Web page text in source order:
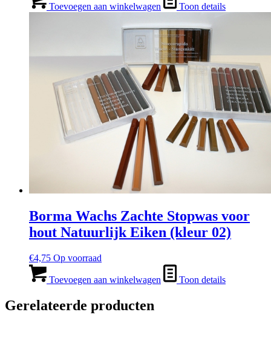
Toevoegen aan winkelwagen Toon details
Borma Wachs Zachte Stopwas voor
hout Natuurlijk Eiken (kleur 02)
€4,75 Op voorraad
Toevoegen aan winkelwagen Toon details
Gerelateerde producten